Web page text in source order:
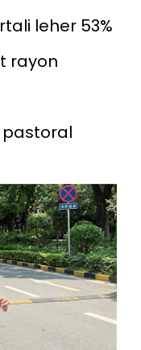
leher 53%
rayon
pastoral